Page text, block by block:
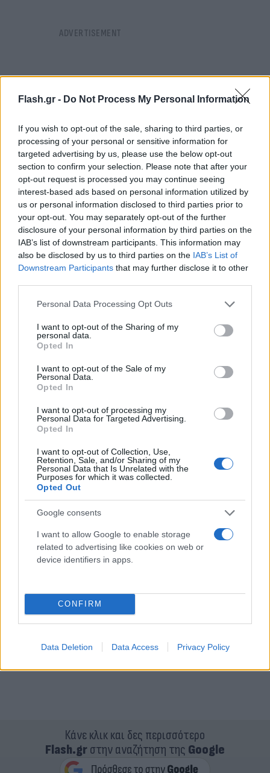
Flash.gr - Do Not Process My Personal Information
If you wish to opt-out of the sale, sharing to third parties, or
processing of your personal or sensitive information for
targeted advertising by us, please use the below opt-out
section to confirm your selection. Please note that after your
opt-out request is processed you may continue seeing
interest-based ads based on personal information utilized by
us or personal information disclosed to third parties prior to
your opt-out. You may separately opt-out of the further
disclosure of your personal information by third parties on the
IAB’s list of downstream participants. This information may
also be disclosed by us to third parties on the IAB’s List of
Downstream Participants that may further disclose it to other
Please note that this website/app uses one or more Google
not limited to your visit or usage behaviour. You may click to
grant or deny consent to Google and its third-party tags to
use your data for below specified purposes in below Google
consent section.
Personal Data Processing Opt Outs
I want to opt-out of the Sharing of my
personal data.
Opted In
I want to opt-out of the Sale of my
Personal Data.
Opted In
I want to opt-out of processing my
Personal Data for Targeted Advertising.
Opted In
I want to opt-out of Collection, Use,
Retention, Sale, and/or Sharing of my
Personal Data that Is Unrelated with the
Purposes for which it was collected.
Opted Out
Google consents
I want to allow Google to enable storage
related to advertising like cookies on web or
device identifiers in apps.
CONFIRM
Data Deletion Data Access Privacy Policy
Είχαμε επίσης:
Πίστονς-Σίξερς 96-111 (Μπίσλι 19-Μάξεϊ 32)
Τζαζ-Μάβερικς 94-106 (Μάρκανεν 19-Ίρβινγκ 30).
Κάνε κλικ και δες περισσότερο
Flash.grστην αναζήτηση της Google